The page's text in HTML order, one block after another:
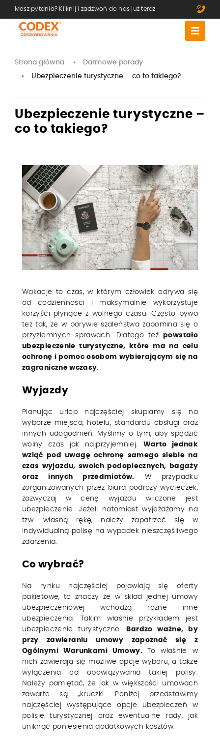
Masz pytania? Kliknij i zadzwoń do nas już teraz
Strona główna
Darmowe porady
Ubezpieczenie turystyczne – co to takiego?
Ubezpieczenie turystyczne –
co to takiego?
Wakacje to czas, w którym człowiek odrywa się
od codzienności i maksymalnie wykorzystuje
korzyści płynące z wolnego czasu. Często bywa
też tak, że w porywie szaleństwa zapomina się o
przyziemnych sprawach. Dlatego teżpowstało
ubezpieczenie turystyczne, które ma na celu
ochronę i pomoc osobom wybierającym się na
zagraniczne wczasy
Wyjazdy
Planując urlop najczęściej skupiamy się na
wyborze miejsca, hotelu, standardu obsługi oraz
innych udogodnień. Myślimy o tym, aby spędzić
wolny czas jak najprzyjemniej. Warto jednak
wziąć pod uwagę ochronę samego siebie na
czas wyjazdu, swoich podopiecznych, bagaży
oraz innych przedmiotów. W przypadku
zorganizowanych przez biura podróży wycieczek,
zazwyczaj w cenę wyjazdu wliczone jest
ubezpieczenie. Jeżeli natomiast wyjeżdżamy na
tzw. własną rękę, należy zapatrzeć się w
indywidualną polisę na wypadek nieszczęśliwego
zdarzenia.
Co wybrać?
Na rynku najczęściej pojawiają się oferty
pakietowe, to znaczy że w skład jednej umowy
ubezpieczeniowej wchodzą różne inne
ubezpieczenia. Takim właśnie przykładem jest
ubezpieczenie turystyczne.
Bardzo ważne, by
przy zawieraniu umowy zapoznać się z
Ogólnymi Warunkami Umowy. To właśnie w
nich zawierają się możliwe opcje wyboru, a także
wyłączenia od obowiązywania takiej polisy.
Należy pamiętać, że jak w większości umowach
zawarte są „kruczki. Poniżej przedstawimy
najczęściej występujące opcje ubezpieczeń w
polisie turystycznej oraz ewentualne rady, jak
uniknąć poniesienia dodatkowych kosztów.